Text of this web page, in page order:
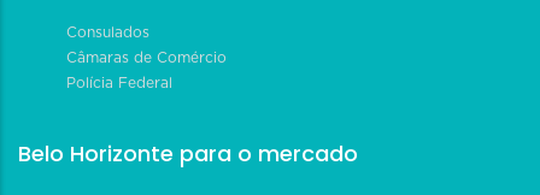
Consulados
Câmaras de Comércio
Polícia Federal
Belo Horizonte para o mercado